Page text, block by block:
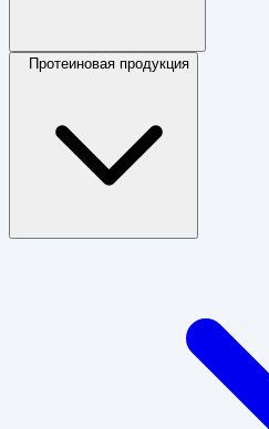
Протеиновая продукция